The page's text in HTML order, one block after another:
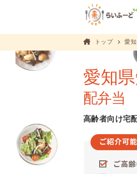
トップ 愛
愛知
配弁当
高齢者向け宅